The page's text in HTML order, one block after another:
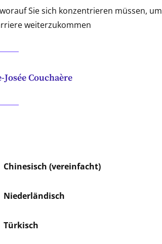
Sie sich konzentrieren müssen, um
weiterzukommen
Couchaère
Chinesisch (vereinfacht)
Niederländisch
Türkisch